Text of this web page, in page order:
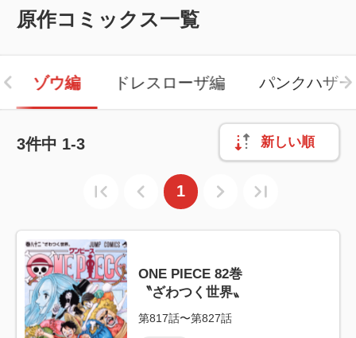
原作コミックス一覧
ゾウ編 ドレスローザ編 パンクハザ
3件中 1-3
1
新しい順
ONE PIECE 82巻
〝ざわつく世界〟
第817話〜第827話